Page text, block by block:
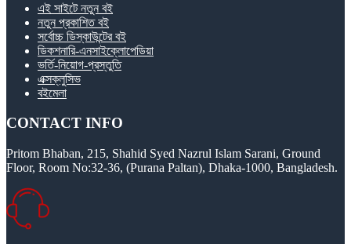
এই সাইটে নতুন বই
নতুন প্রকাশিত বই
সর্বোচ্চ ডিস্কাউন্টের বই
ডিকশনারি-এনসাইক্লোপেডিয়া
ভর্তি-নিয়োগ-প্রস্তুতি
এক্সক্লুসিভ
বইমেলা
CONTACT INFO
Pritom Bhaban, 215, Shahid Syed Nazrul Islam Sarani, Ground
Floor, Room No:32-36, (Purana Paltan), Dhaka-1000, Bangladesh.